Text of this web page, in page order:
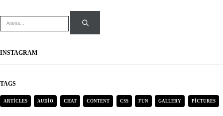
INSTAGRAM
TAGS
ARTICLES AUDIO CHAT CONTENT CSS FUN GALLERY PICTURES